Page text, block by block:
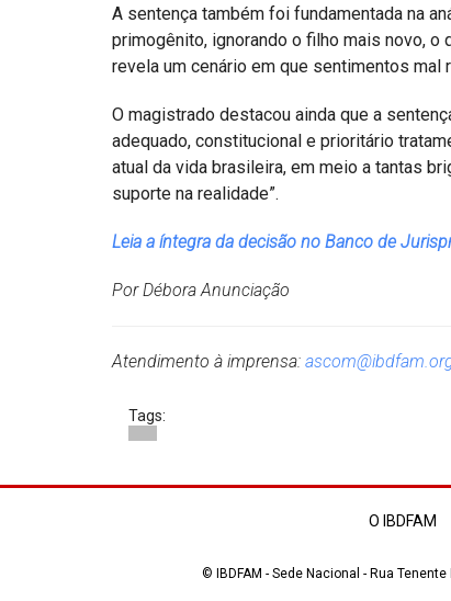
A sentença também foi fundamentada na
primogênito, ignorando o filho mais novo, o
revela um cenário em que sentimentos
O magistrado destacou ainda que a
adequado, constitucional e prioritário
atual da vida brasileira, em meio a tantas
suporte na realidade”.
Leia a íntegra da decisão no Banco de
Por Débora Anunciação
Atendimento à imprensa:
Tags:
O IBDFAM
© IBDFAM - Sede Nacional - Rua